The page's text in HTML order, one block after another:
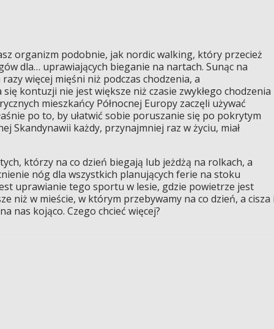
organizm podobnie, jak nordic walking, który przecież
dla… uprawiających bieganie na nartach. Sunąc na
więcej mięśni niż podczas chodzenia, a
kontuzji nie jest większe niż czasie zwykłego chodzenia
mieszkańcy Północnej Europy zaczęli używać
po to, by ułatwić sobie poruszanie się po pokrytym
Skandynawii każdy, przynajmniej raz w życiu, miał
którzy na co dzień biegają lub jeżdżą na rolkach, a
nóg dla wszystkich planujących ferie na stoku
uprawianie tego sportu w lesie, gdzie powietrze jest
niż w mieście, w którym przebywamy na co dzień, a cisza
nas kojąco. Czego chcieć więcej?